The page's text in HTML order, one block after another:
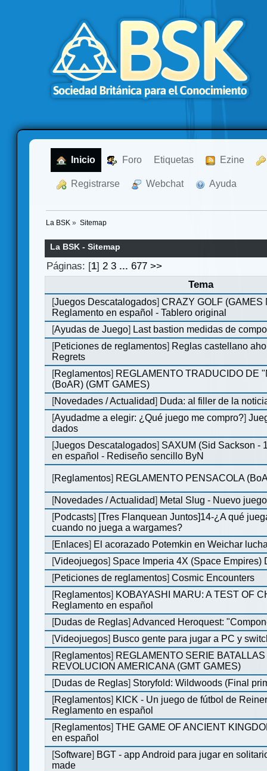
Inicio Foro Etiquetas Ezine
Registrarse Webchat Ayuda
La BSK » Sitemap
La BSK - Sitemap
Páginas: [1]2 3 ...677 >>
Tema
[Juegos Descatalogados]CRAZY GOLF (GAMES
Reglamento en español - Tablero original
[Ayudas de Juego] Last bastion medidas de
[Peticiones de reglamentos] Reglas castellano
Regrets
[Reglamentos] REGLAMENTO TRADUCIDO DE
(BoAR) (GMT GAMES)
[Novedades / Actualidad] Duda: al filler de la
[Ayudadme a elegir: ¿Qué juego me compro?]
dados
[Juegos Descatalogados] SAXUM (Sid Sackson -
en español - Rediseño sencillo ByN
[Reglamentos] REGLAMENTO PENSACOLA
[Novedades / Actualidad] Metal Slug - Nuevo
[Podcasts] [Tres Flanquean Juntos]14-¿A qué
cuando no juega a wargames?
[Enlaces] El acorazado Potemkin en Weichar
[Videojuegos] Space Imperia 4X (Space Empires)
[Peticiones de reglamentos]Cosmic Encounters
[Reglamentos] KOBAYASHI MARU: A TEST OF
Reglamento en español
[Dudas de Reglas]Advanced Heroquest:
[Videojuegos] Busco gente para jugar a PC y
[Reglamentos] REGLAMENTO SERIE
REVOLUCION AMERICANA (GMT GAMES)
[Dudas de Reglas] Storyfold: Wildwoods (Final
[Reglamentos] KICK - Un juego de fútbol de
Reglamento en español
[Reglamentos]THE GAME OF ANCIENT
en español
[Software] BGT - app Android para jugar en
made